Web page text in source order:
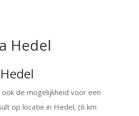
Hedel
de mogelijkheid voor een
op locatie in Hedel, (6 km